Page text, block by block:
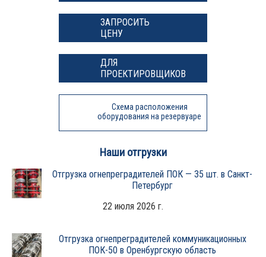
ЗАПРОСИТЬ
ЦЕНУ
ДЛЯ
ПРОЕКТИРОВЩИКОВ
Схема расположения
оборудования на резервуаре
Наши отгрузки
Отгрузка огнепреградителей ПОК — 35 шт. в Санкт-
Петербург
22 июля 2026 г.
Отгрузка огнепреградителей коммуникационных
ПОК-50 в Оренбургскую область